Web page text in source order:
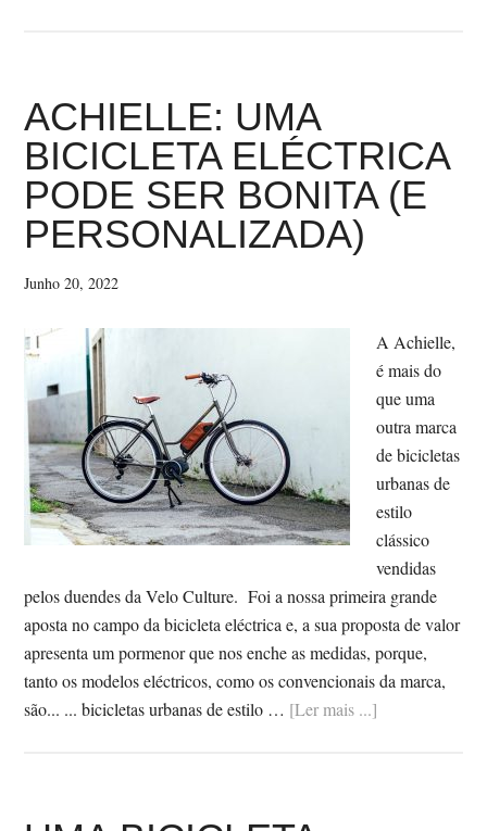
ACHIELLE: UMA
BICICLETA ELÉCTRICA
PODE SER BONITA (E
PERSONALIZADA)
Junho 20, 2022
A Achielle,
é mais do
que uma
outra marca
de bicicletas
urbanas de
estilo
clássico
vendidas
pelos duendes da Velo Culture. Foi a nossa primeira grande
aposta no campo da bicicleta eléctrica e, a sua proposta de valor
apresenta um pormenor que nos enche as medidas, porque,
tanto os modelos eléctricos, como os convencionais da marca,
são... ... bicicletas urbanas de estilo … [Ler mais ...]